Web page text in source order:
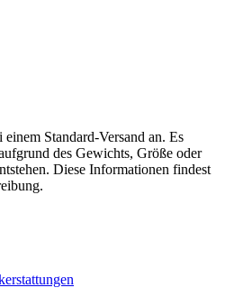
Standard-Versand an. Es
des Gewichts, Größe oder
Diese Informationen findest